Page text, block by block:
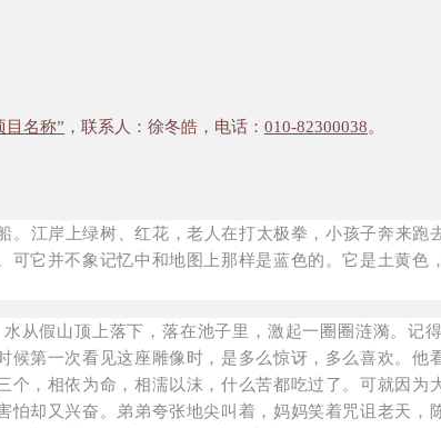
目名称” ，联系人：徐冬皓，电话： 010-82300038。
江岸上绿树、红花，老人在打太极拳，小孩子奔来跑
它并不象记忆中和地图上那样是蓝色的。它是土黄色
从假山顶上落下，落在池子里，激起一圈圈涟漪。记
第一次看见这座雕像时，是多么惊讶，多么喜欢。他
，相依为命，相濡以沫，什么苦都吃过了。可就因为
却又兴奋。弟弟夸张地尖叫着，妈妈笑着咒诅老天，